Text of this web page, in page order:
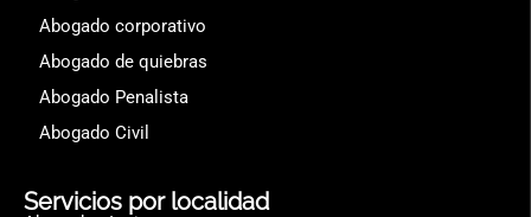
Abogado corporativo
Abogado de quiebras
Abogado Penalista
Abogado Civil
Servicios por localidad